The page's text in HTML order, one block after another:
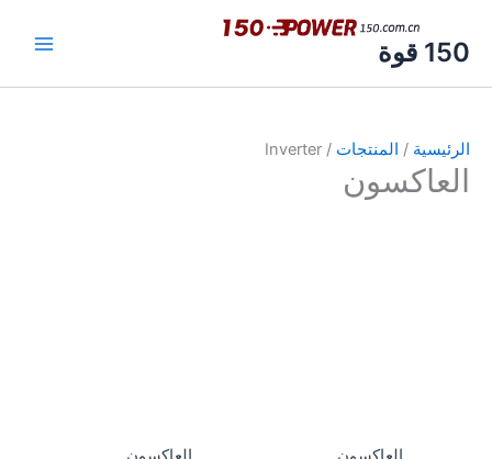
/المنتجات/ Inverter